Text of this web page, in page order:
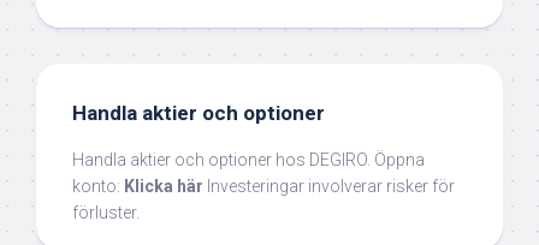
Handla aktier och optioner
Handla aktier och optioner hos DEGIRO. Öppna
konto: Klicka här Investeringar involverar risker för
förluster.